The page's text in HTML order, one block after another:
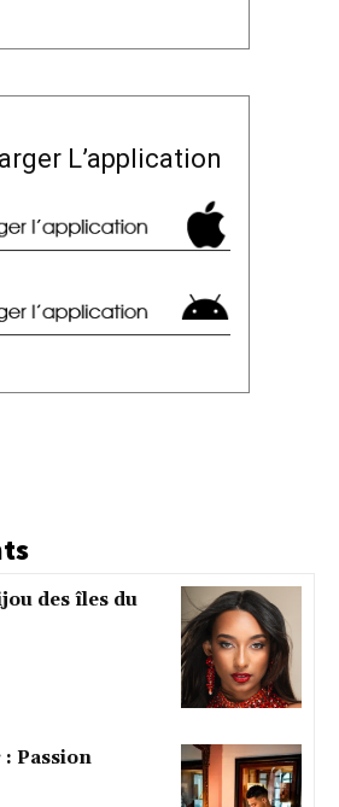
L’application
des îles du
Passion